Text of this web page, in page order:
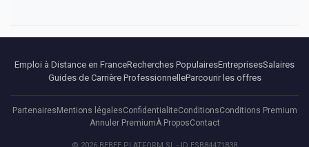
Emploi à Distance en FranceRecherches PopulairesEntreprisesSalaires
Guides de Carrière ProfessionnelleParcourir les offres
PartenairesMentions légalesConfidentialiteConditionsConditions Premium
Annuler PremiumÀ ProposContact
© 2026 BEBEE PLATFORM SL - ID ESB84471838